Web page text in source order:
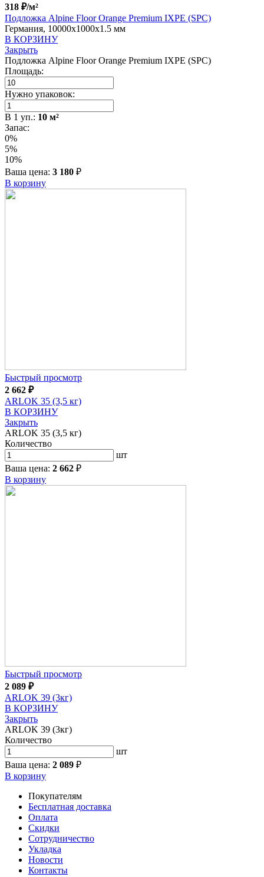
318 ₽/м²
Подложка Alpine Floor Orange Premium IXPE (SPC)
Германия, 10000x1000x1.5 мм
В КОРЗИНУ
Закрыть
Подложка Alpine Floor Orange Premium IXPE (SPC)
Площадь:
Нужно упаковок:
В 1 уп.: 10 м²
Запас:
0%
5%
10%
Ваша цена: 3 180 ₽
В корзину
Быстрый просмотр
2 662 ₽
ARLOK 35 (3,5 кг)
В КОРЗИНУ
Закрыть
ARLOK 35 (3,5 кг)
Количество
шт
Ваша цена: 2 662 ₽
В корзину
Быстрый просмотр
2 089 ₽
ARLOK 39 (3кг)
В КОРЗИНУ
Закрыть
ARLOK 39 (3кг)
Количество
шт
Ваша цена: 2 089 ₽
В корзину
Покупателям
Бесплатная доставка
Оплата
Скидки
Сотрудничество
Укладка
Новости
Контакты